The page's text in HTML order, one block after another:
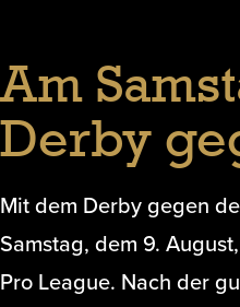
Am
Derby
Mit dem Derby gegen
Samstag, dem 9.
Pro League. Nach der